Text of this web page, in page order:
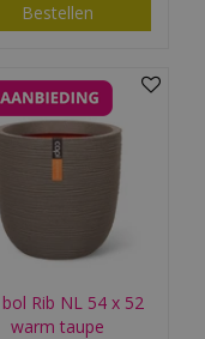
Bestellen
Rib NL 54 x 52
warm taupe